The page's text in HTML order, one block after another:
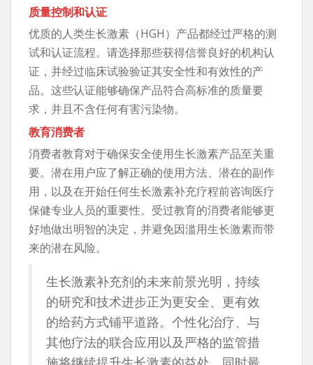
质量控制和认证
优质的人类生长激素（HGH）产品都经过严格的测
试和认证流程。请选择那些获得信誉良好的机构认
证，并经过临床试验验证其安全性和有效性的产
品。这些认证能够确保产品符合高标准的质量要
求，并且不含任何有害污染物。
教育消费者
消费者教育对于确保安全使用生长激素产品至关重
要。潜在用户应了解正确的使用方法、潜在的副作
用，以及在开始任何生长激素补充疗程前咨询医疗
保健专业人员的重要性。受过教育的消费者能够更
好地做出明智的决定，并避免因滥用生长激素而带
来的潜在风险。
生长激素补充剂的未来前景光明，持续
的研究和技术进步正为更安全、更有效
的给药方式铺平道路。个性化治疗、与
其他疗法的联合应用以及严格的监管措